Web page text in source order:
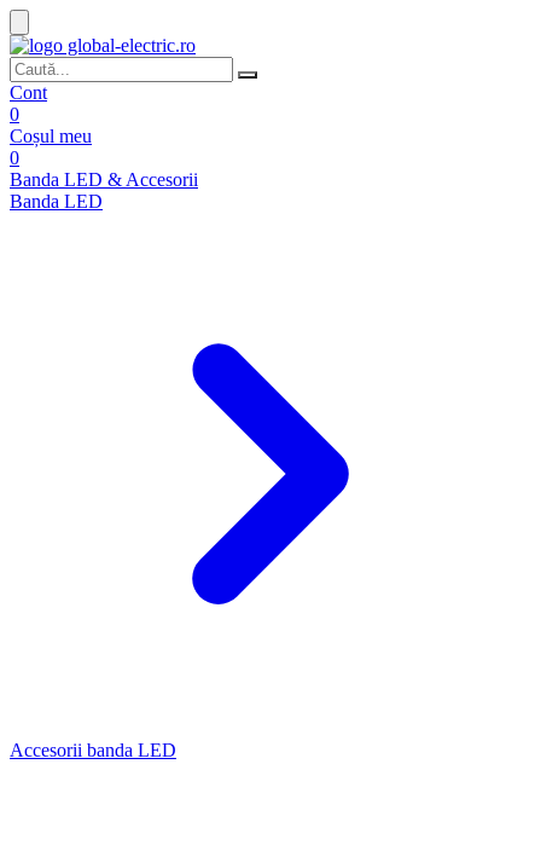
Cont
0
Coșul meu
0
Banda LED & Accesorii
Banda LED
Accesorii banda LED